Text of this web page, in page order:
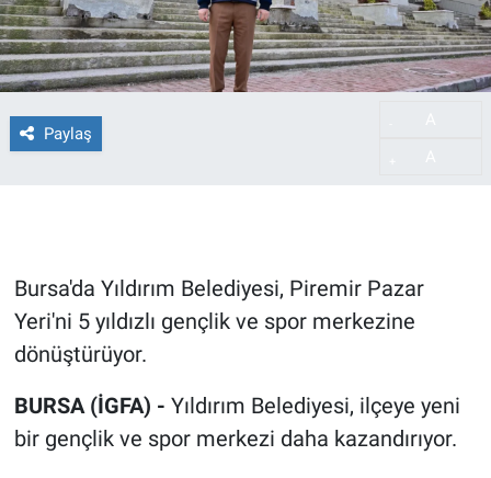
Paylaş
Bursa'da Yıldırım Belediyesi, Piremir Pazar
Yeri'ni 5 yıldızlı gençlik ve spor merkezine
dönüştürüyor.
BURSA (İGFA) - Yıldırım Belediyesi, ilçeye yeni
bir gençlik ve spor merkezi daha kazandırıyor.
Haber Arşivi